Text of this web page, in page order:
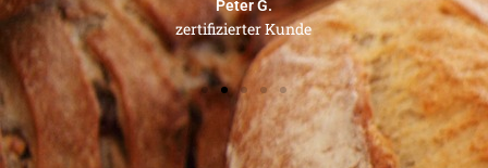
Peter G.
zertifizierter Kunde